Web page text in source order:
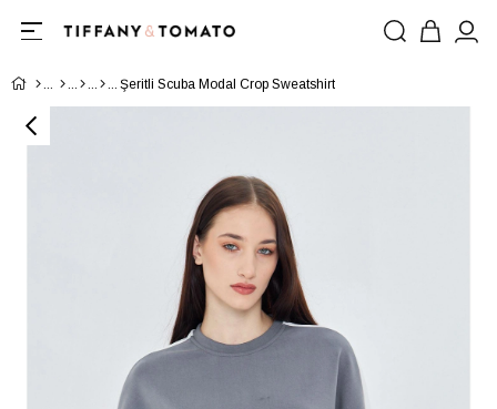
Şeritli Scuba Modal Crop Sweatshirt